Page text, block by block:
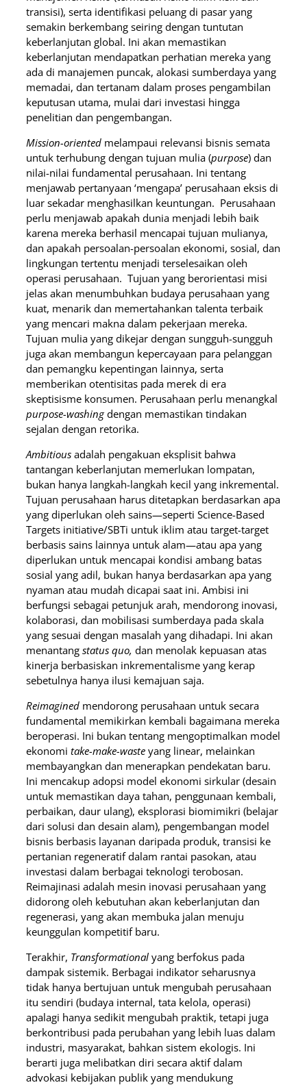
transisi), serta identifikasi peluang di pasar yang
semakin berkembang seiring dengan tuntutan
keberlanjutan global. Ini akan memastikan
keberlanjutan mendapatkan perhatian mereka yang
ada di manajemen puncak, alokasi sumberdaya yang
memadai, dan tertanam dalam proses pengambilan
keputusan utama, mulai dari investasi hingga
penelitian dan pengembangan.
Mission-oriented melampaui relevansi bisnis semata
untuk terhubung dengan tujuan mulia (purpose) dan
nilai-nilai fundamental perusahaan. Ini tentang
menjawab pertanyaan ‘mengapa’ perusahaan eksis di
luar sekadar menghasilkan keuntungan. Perusahaan
perlu menjawab apakah dunia menjadi lebih baik
karena mereka berhasil mencapai tujuan mulianya,
dan apakah persoalan-persoalan ekonomi, sosial, dan
lingkungan tertentu menjadi terselesaikan oleh
operasi perusahaan. Tujuan yang berorientasi misi
jelas akan menumbuhkan budaya perusahaan yang
kuat, menarik dan memertahankan talenta terbaik
yang mencari makna dalam pekerjaan mereka.
Tujuan mulia yang dikejar dengan sungguh-sungguh
juga akan membangun kepercayaan para pelanggan
dan pemangku kepentingan lainnya, serta
memberikan otentisitas pada merek di era
skeptisisme konsumen. Perusahaan perlu menangkal
purpose-washingdengan memastikan tindakan
sejalan dengan retorika.
Ambitious adalah pengakuan eksplisit bahwa
tantangan keberlanjutan memerlukan lompatan,
bukan hanya langkah-langkah kecil yang inkremental.
Tujuan perusahaan harus ditetapkan berdasarkan apa
yang diperlukan oleh sains—seperti Science-Based
Targets initiative/SBTi untuk iklim atau target-target
berbasis sains lainnya untuk alam—atau apa yang
diperlukan untuk mencapai kondisi ambang batas
sosial yang adil, bukan hanya berdasarkan apa yang
nyaman atau mudah dicapai saat ini. Ambisi ini
berfungsi sebagai petunjuk arah, mendorong inovasi,
kolaborasi, dan mobilisasi sumberdaya pada skala
yang sesuai dengan masalah yang dihadapi. Ini akan
menantang status quo, dan menolak kepuasan atas
kinerja berbasiskan inkrementalisme yang kerap
sebetulnya hanya ilusi kemajuan saja.
Reimagined mendorong perusahaan untuk secara
fundamental memikirkan kembali bagaimana mereka
beroperasi. Ini bukan tentang mengoptimalkan model
ekonomi take-make-waste yang linear, melainkan
membayangkan dan menerapkan pendekatan baru.
Ini mencakup adopsi model ekonomi sirkular (desain
untuk memastikan daya tahan, penggunaan kembali,
perbaikan, daur ulang), eksplorasi biomimikri (belajar
dari solusi dan desain alam), pengembangan model
bisnis berbasis layanan daripada produk, transisi ke
pertanian regeneratif dalam rantai pasokan, atau
investasi dalam berbagai teknologi terobosan.
Reimajinasi adalah mesin inovasi perusahaan yang
didorong oleh kebutuhan akan keberlanjutan dan
regenerasi, yang akan membuka jalan menuju
keunggulan kompetitif baru.
Terakhir, Transformational yang berfokus pada
dampak sistemik. Berbagai indikator seharusnya
tidak hanya bertujuan untuk mengubah perusahaan
itu sendiri (budaya internal, tata kelola, operasi)
apalagi hanya sedikit mengubah praktik, tetapi juga
berkontribusi pada perubahan yang lebih luas dalam
industri, masyarakat, bahkan sistem ekologis. Ini
berarti juga melibatkan diri secara aktif dalam
advokasi kebijakan publik yang mendukung